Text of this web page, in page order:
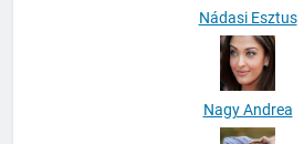
Nádasi Esztus
Nagy Andrea